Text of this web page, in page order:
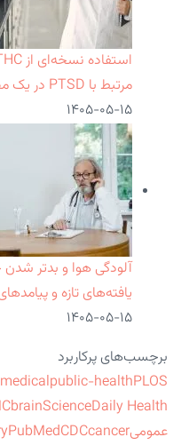
مرتبط با PTSD در یک مطالعه جدید
۱۴۰۵-۰۵-۱۵
آلودگی هوا و بدتر شدن
یافته‌های تازه و
۱۴۰۵-۰۵-۱۵
برچسب‌های پرکاربرد
public-healthPLOS
brainScienceDaily Health
عمومی
PubMedCDCcancer